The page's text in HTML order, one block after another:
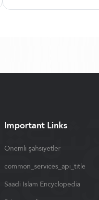
Important Links
Önemli şahsiyetler
common_services_api_title
Saadi Islam Encyclopedia